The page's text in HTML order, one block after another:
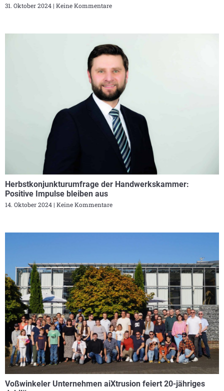
31. Oktober 2024 Keine Kommentare
Herbstkonjunkturumfrage der Handwerkskammer:
Positive Impulse bleiben aus
14. Oktober 2024 Keine Kommentare
Voßwinkeler Unternehmen aiXtrusion feiert 20-jähriges